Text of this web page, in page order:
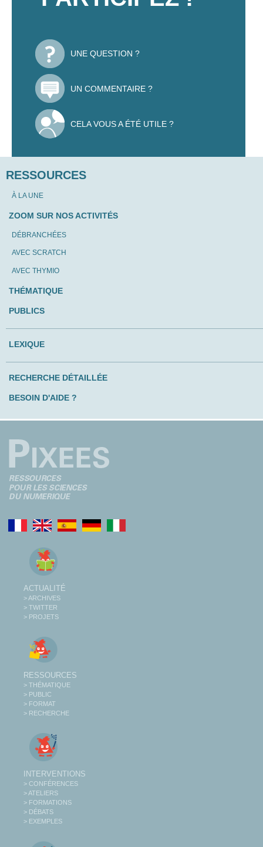
UNE QUESTION ?
UN COMMENTAIRE ?
CELA VOUS A ÉTÉ UTILE ?
RESSOURCES
À LA UNE
ZOOM SUR NOS ACTIVITÉS
DÉBRANCHÉES
AVEC SCRATCH
AVEC THYMIO
THÉMATIQUE
PUBLICS
LEXIQUE
RECHERCHE DÉTAILLÉE
BESOIN D'AIDE ?
ACTUALITÉ
> ARCHIVES
> TWITTER
> PROJETS
RESSOURCES
> THÉMATIQUE
> PUBLIC
> FORMAT
> RECHERCHE
INTERVENTIONS
> CONFÉRENCES
> ATELIERS
> FORMATIONS
> DÉBATS
> EXEMPLES